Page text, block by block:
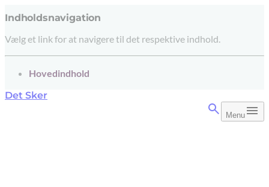
Indholdsnavigation
Vælg et link for at navigere til det respektive indhold.
gå til
Hovedindhold
Det Sker
Menu